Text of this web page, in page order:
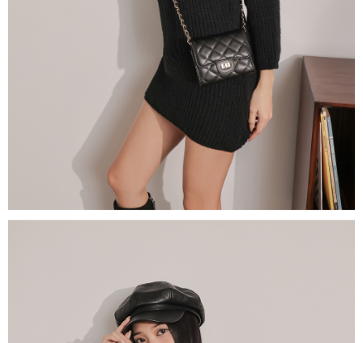
Untuk memenuhi hubungan kontrak yang terjalin melalui persetujuan
penggunaan OP Pay Later, peniaga akan memberikan maklumat peribadi
anda (termasuk nama, nombor telefon, atau alamat) kepada Syarikat bagi
tujuan pengumpulan, pemprosesan dan penggunaan data yang
diperlukan untuk pengebilan ansuran, termasuk pengesahan,
pengesahan semula dan pembetulan.
Untuk terma perkhidmatan penuh, sila rujuk pautan berikut:
https://oppay.tw/userRule
" target="_blank" class="link revert-
style">https://oppay.tw/userRule
【Panduan Penggunaan Pembayaran Ansuran Gogo】
1. Perkhidmatan ini disediakan oleh Taiwan Mobile, pengguna telefon
mudah alih boleh segera menggunakan tanpa perlu memohon lagi.
(Hanya untuk nombor langganan peribadi, tidak terbuka untuk syarikat
ansuran yang diingini, tarikh akhir pembayaran, dan setelah
mengesahkan pembayaran, transaksi akan selesai.
3. Jumlah kelulusan sebenar, bilangan ansuran dan jumlah bayaran
adalah berdasarkan halaman pengesahan transaksi seterusnya.
akan menggunakan data peribadi yang dikumpul (termasuk nama
pembeli, no. telefon, nama penerima, no. telefon, alamat penerima) untuk
penggunaan perkhidmatan. Sila rujuk kepada "Penyata Pengumpulan
Data Peribadi, Pemprosesan, Penggunaan"
) untuk maklumat lanjut.
Jumlah yang diperakui untuk pengguna kali pertama yang lulus
kelulusan boleh sehingga NT$10,000. Jika pengguna tidak membuat
pembayaran dalam tempoh tersebut, yuran pembayaran lewat sebanyak
20% setahun akan dikenakan. Pengguna bawah umur dikehendaki
mendapatkan kebenaran daripada ibu bapa atau penjaga yang sah
untuk menggunakan AFTEE.
Sila hubungi NP Taiwan Inc. di cs_tw@netprotections.co.jp
jika anda
mempunyai sebarang kebimbangan mengenai pemprosesan dan